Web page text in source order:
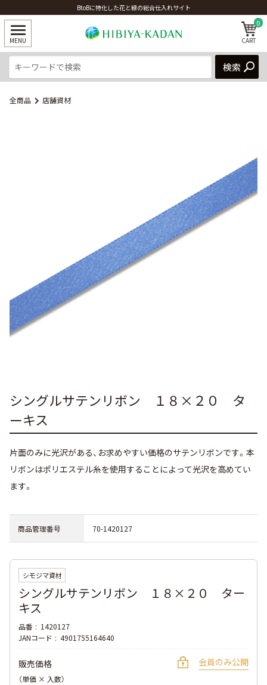
0
BtoBに特化した花と緑の総合仕入れサイト
全商品 店舗資材
シングルサテンリボン １８×２０ タ
ーキス
片面のみに光沢がある、お求めやすい価格のサテンリボンです。本
リボンはポリエステル糸を使用することによって光沢を高めてい
ます。
商品管理番号 70-1420127
シモジマ資材
シングルサテンリボン １８×２０ ター
キス
品番
1420127
JANコード
4901755164640
販売価格
（単価 × 入数）
会員のみ公開